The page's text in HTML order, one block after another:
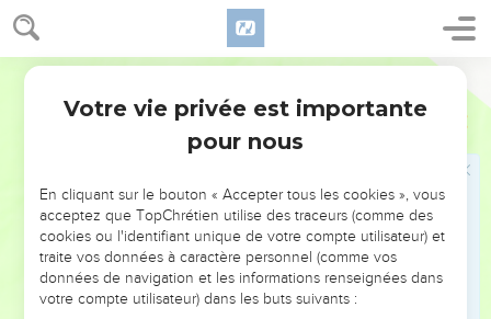
2 Chroniques 1
13 Salomon revint à Jérusalem après avoir quitté le haut lieu
qui se trouvait à Gabaon et la tente de la rencontre, et il
Puissance et richesse de Salomon
Salomon réunit des chars et de la cavalerie. Il avait 1400
chars et 12'000 cavaliers, qu'il plaça dans les villes où il
gardait ses chars et à Jérusalem, près de lui.
Le roi rendit l'argent et l'or aussi communs à Jérusalem
que les pierres, et les cèdres aussi communs que les
Votre vie privée est importante
pour nous
En cliquant sur le bouton « Accepter tous les cookies », vous
acceptez que TopChrétien utilise des traceurs (comme des
cookies ou l'identifiant unique de votre compte utilisateur) et
traite vos données à caractère personnel (comme vos
données de navigation et les informations renseignées dans
votre compte utilisateur) dans les buts suivants :